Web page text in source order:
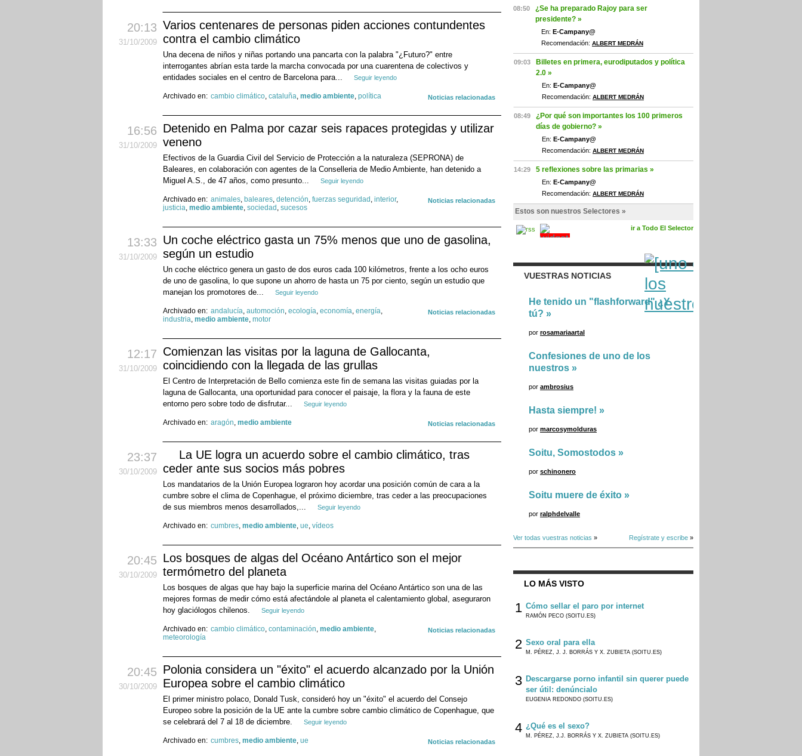
08:50
¿Se ha preparado Rajoy para ser
presidente? »
En: E-Campany@
Recomendación: ALBERT MEDRÁN
09:03
Billetes en primera, eurodiputados y política
2.0 »
En: E-Campany@
Recomendación: ALBERT MEDRÁN
08:49
¿Por qué son importantes los 100 primeros
días de gobierno? »
En: E-Campany@
Recomendación: ALBERT MEDRÁN
14:29 5 reflexiones sobre las primarias »
En: E-Campany@
Recomendación: ALBERT MEDRÁN
Estos son nuestros Selectores »
ir a Todo El Selector
VUESTRAS NOTICIAS
He tenido un "flashforward" ¿Y
tú? »
por rosamariaartal
Confesiones de uno de los
nuestros »
por ambrosius
Hasta siempre! »
por marcosymolduras
Soitu, Somostodos »
por schinonero
Soitu muere de éxito »
por ralphdelvalle
Ver todas vuestras noticias » Regístrate y escribe »
LO MÁS VISTO
1 Cómo sellar el paro por internet
RAMÓN PECO (SOITU.ES)
2 Sexo oral para ella
M. PÉREZ, J. J. BORRÁS Y X. ZUBIETA (SOITU.ES)
3 Descargarse porno infantil sin querer puede
ser útil: denúncialo
EUGENIA REDONDO (SOITU.ES)
4 ¿Qué es el sexo?
M. PÉREZ, J.J. BORRÁS Y X. ZUBIETA (SOITU.ES)
20:13
31/10/2009
Varios centenares de personas piden acciones contundentes
contra el cambio climático
Una decena de niños y niñas portando una pancarta con la palabra "¿Futuro?" entre
interrogantes abrían esta tarde la marcha convocada por una cuarentena de colectivos y
entidades sociales en el centro de Barcelona para...
Seguir leyendo
Noticias relacionadas
Archivado en: cambio climático, cataluña, medio ambiente, política
16:56
31/10/2009
Detenido en Palma por cazar seis rapaces protegidas y utilizar
veneno
Efectivos de la Guardia Civil del Servicio de Protección a la naturaleza (SEPRONA) de
Baleares, en colaboración con agentes de la Conselleria de Medio Ambiente, han detenido a
Miguel A.S., de 47 años, como presunto...
Seguir leyendo
Noticias relacionadas
Archivado en: animales, baleares, detención, fuerzas seguridad , interior,
justicia, medio ambiente, sociedad , sucesos
13:33
31/10/2009
Un coche eléctrico gasta un 75% menos que uno de gasolina,
según un estudio
Un coche eléctrico genera un gasto de dos euros cada 100 kilómetros, frente a los ocho euros
de uno de gasolina, lo que supone un ahorro de hasta un 75 por ciento, según un estudio que
manejan los promotores de...
Seguir leyendo
Noticias relacionadas
Archivado en: andalucía, automoción, ecología, economía, energía,
industria, medio ambiente, motor
12:17
31/10/2009
Comienzan las visitas por la laguna de Gallocanta,
coincidiendo con la llegada de las grullas
El Centro de Interpretación de Bello comienza este fin de semana las visitas guiadas por la
laguna de Gallocanta, una oportunidad para conocer el paisaje, la flora y la fauna de este
entorno pero sobre todo de disfrutar...
Seguir leyendo
Noticias relacionadas
Archivado en: aragón, medio ambiente
23:37
30/10/2009
La UE logra un acuerdo sobre el cambio climático, tras
ceder ante sus socios más pobres
Los mandatarios de la Unión Europea lograron hoy acordar una posición común de cara a la
cumbre sobre el clima de Copenhague, el próximo diciembre, tras ceder a las preocupaciones
de sus miembros menos desarrollados,...
Seguir leyendo
Archivado en: cumbres, medio ambiente, ue, vídeos
20:45
30/10/2009
Los bosques de algas del Océano Antártico son el mejor
termómetro del planeta
Los bosques de algas que hay bajo la superficie marina del Océano Antártico son una de las
mejores formas de medir cómo está afectándole al planeta el calentamiento global, aseguraron
hoy glaciólogos chilenos.
Seguir leyendo
Noticias relacionadas
Archivado en: cambio climático, contaminación, medio ambiente,
meteorología
20:45
30/10/2009
Polonia considera un "éxito" el acuerdo alcanzado por la Unión
Europea sobre el cambio climático
El primer ministro polaco, Donald Tusk, consideró hoy un "éxito" el acuerdo del Consejo
Europeo sobre la posición de la UE ante la cumbre sobre cambio climático de Copenhague, que
se celebrará del 7 al 18 de diciembre.
Seguir leyendo
Noticias relacionadas
Archivado en: cumbres, medio ambiente, ue